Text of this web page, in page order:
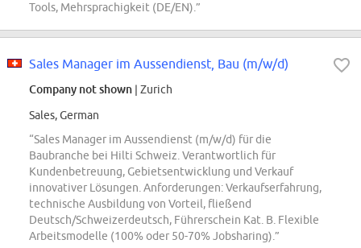
Tools, Mehrsprachigkeit (DE/EN).”
Sales Manager im Aussendienst, Bau (m/w/d)
Company not shown | Zurich
Sales, German
“Sales Manager im Aussendienst (m/w/d) für die
Baubranche bei Hilti Schweiz. Verantwortlich für
Kundenbetreuung, Gebietsentwicklung und Verkauf
innovativer Lösungen. Anforderungen: Verkaufserfahrung,
technische Ausbildung von Vorteil, fließend
Deutsch/Schweizerdeutsch, Führerschein Kat. B. Flexible
Arbeitsmodelle (100% oder 50-70% Jobsharing).”